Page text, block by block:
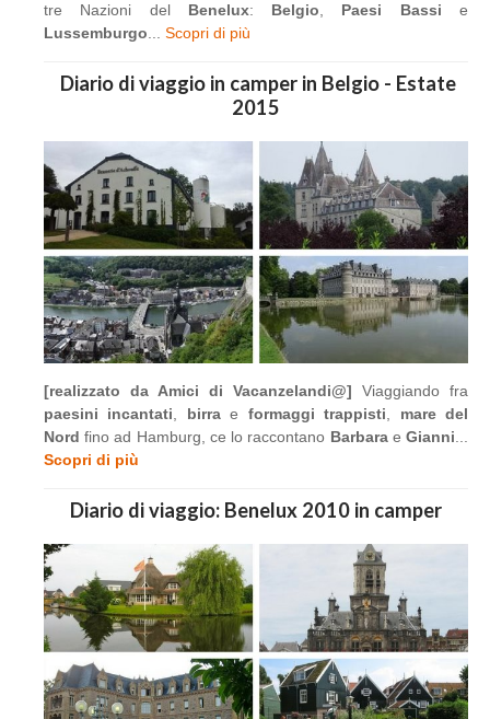
tre Nazioni del Benelux: Belgio, Paesi Bassi e
Lussemburgo... Scopri di più
Diario di viaggio in camper in Belgio - Estate
2015
[realizzato da Amici di Vacanzelandi@] Viaggiando fra
paesini incantati, birrae formaggi trappisti, mare del
Nord fino ad Hamburg, ce lo raccontano BarbaraeGianni...
Scopri di più
Diario di viaggio: Benelux 2010 in camper